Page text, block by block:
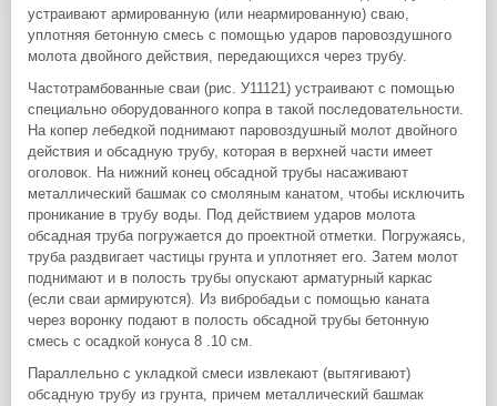
устраивают армированную (или неармированную) сваю,
уплотняя бетонную смесь с помощью ударов паровоздушного
молота двойного действия, передающихся через трубу.
Частотрамбованные сваи (рис. У11121) устраивают с помощью
специально оборудованного копра в такой последовательности.
На копер лебедкой поднимают паровоздушный молот двойного
действия и обсадную трубу, которая в верхней части имеет
оголовок. На нижний конец обсадной трубы насаживают
металлический башмак со смоляным канатом, чтобы исключить
проникание в трубу воды. Под действием ударов молота
обсадная труба погружается до проектной отметки. Погружаясь,
труба раздвигает частицы грунта и уплотняет его. Затем молот
поднимают и в полость трубы опускают арматурный каркас
(если сваи армируются). Из вибробадьи с помощью каната
через воронку подают в полость обсадной трубы бетонную
смесь с осадкой конуса 8 .10 см.
Параллельно с укладкой смеси извлекают (вытягивают)
обсадную трубу из грунта, причем металлический башмак